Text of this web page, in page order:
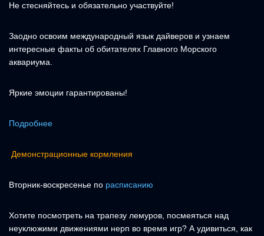
Не стесняйтесь и обязательно участвуйте!
Заодно освоим международный язык дайверов и узнаем
интересные факты об обитателях Главного Морского
аквариума.
Яркие эмоции гарантированы!
Подробнее
Демонстрационные кормления
Вторник-воскресенье по расписанию
Хотите посмотреть на трапезу лемуров, посмеяться над
неуклюжими движениями нерп во время игр? А удивиться, как